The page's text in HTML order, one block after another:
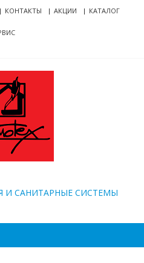
КОНТАКТЫ АКЦИИ КАТАЛОГ
И САНИТАРНЫЕ СИСТЕМЫ